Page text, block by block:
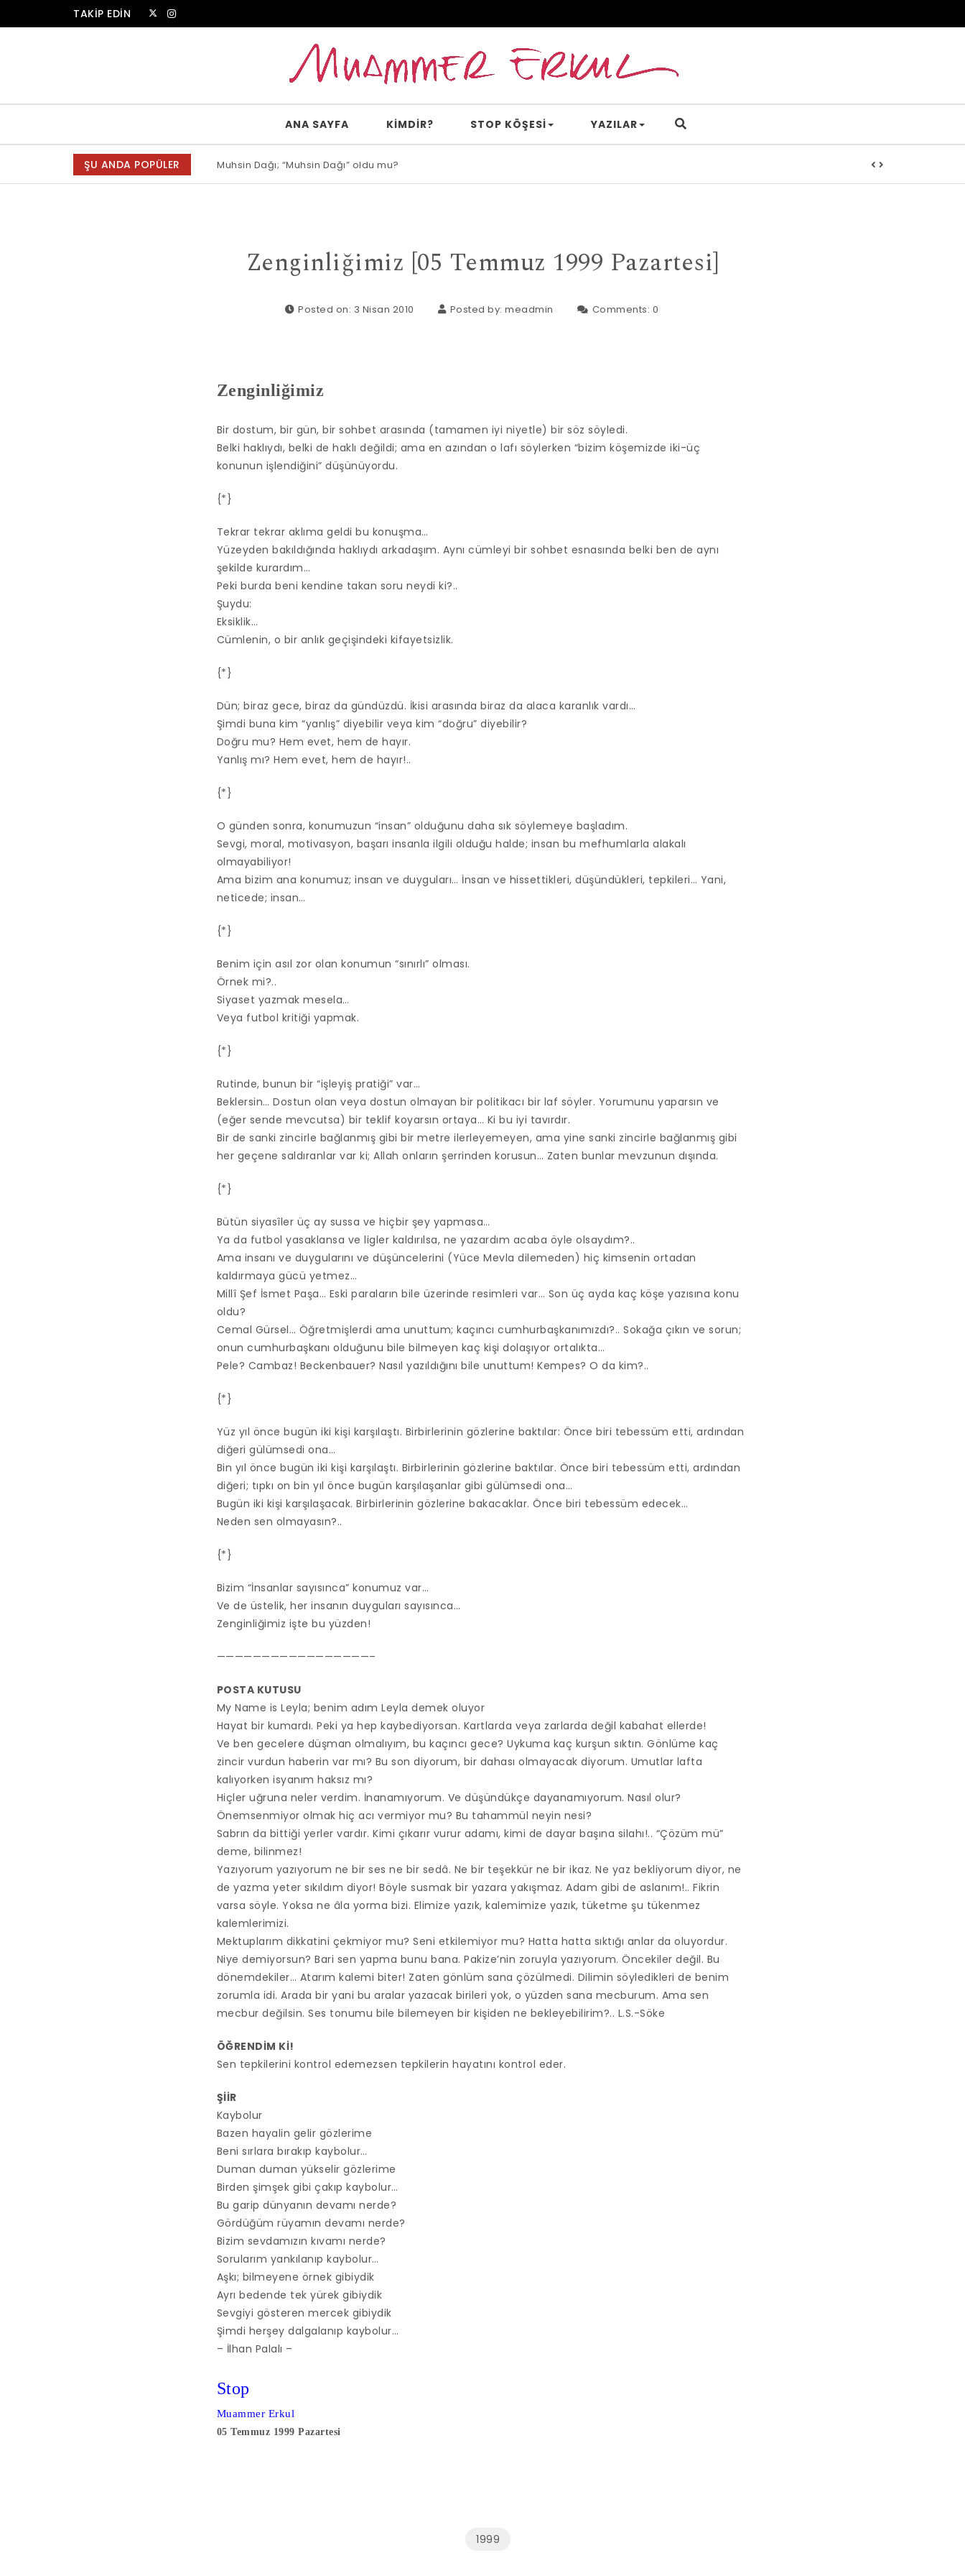
Skip to contentTAKİP EDİN
ANA SAYFA KİMDİR? STOP KÖŞESI YAZILAR
ŞU ANDA POPÜLER Muhsin Dağı; “Muhsin Dağı” oldu mu?
Allah bir, dese sözüne inanır mısın?
Zenginliğimiz [05 Temmuz 1999 Pazartesi]
Posted on: 3 Nisan 2010 Posted by:meadmin Comments: 0
Zenginliğimiz
Bir dostum, bir gün, bir sohbet arasında (tamamen iyi niyetle) bir söz söyledi.
Belki haklıydı, belki de haklı değildi; ama en azından o lafı söylerken “bizim köşemizde iki-üç
konunun işlendiğini” düşünüyordu.
{*}
Tekrar tekrar aklıma geldi bu konuşma…
Yüzeyden bakıldığında haklıydı arkadaşım. Aynı cümleyi bir sohbet esnasında belki ben de aynı
şekilde kurardım…
Peki burda beni kendine takan soru neydi ki?..
Şuydu:
Eksiklik…
Cümlenin, o bir anlık geçişindeki kifayetsizlik.
{*}
Dün; biraz gece, biraz da gündüzdü. İkisi arasında biraz da alaca karanlık vardı…
Şimdi buna kim “yanlış” diyebilir veya kim “doğru” diyebilir?
Doğru mu? Hem evet, hem de hayır.
Yanlış mı? Hem evet, hem de hayır!..
{*}
O günden sonra, konumuzun “insan” olduğunu daha sık söylemeye başladım.
Sevgi, moral, motivasyon, başarı insanla ilgili olduğu halde; insan bu mefhumlarla alakalı
olmayabiliyor!
Ama bizim ana konumuz; insan ve duyguları… İnsan ve hissettikleri, düşündükleri, tepkileri… Yani,
neticede; insan…
{*}
Benim için asıl zor olan konumun “sınırlı” olması.
Örnek mi?..
Siyaset yazmak mesela…
Veya futbol kritiği yapmak.
{*}
Rutinde, bunun bir “işleyiş pratiği” var…
Beklersin… Dostun olan veya dostun olmayan bir politikacı bir laf söyler. Yorumunu yaparsın ve
(eğer sende mevcutsa) bir teklif koyarsın ortaya… Ki bu iyi tavırdır.
Bir de sanki zincirle bağlanmış gibi bir metre ilerleyemeyen, ama yine sanki zincirle bağlanmış gibi
her geçene saldıranlar var ki; Allah onların şerrinden korusun… Zaten bunlar mevzunun dışında.
{*}
Bütün siyasîler üç ay sussa ve hiçbir şey yapmasa…
Ya da futbol yasaklansa ve ligler kaldırılsa, ne yazardım acaba öyle olsaydım?..
Ama insanı ve duygularını ve düşüncelerini (Yüce Mevla dilemeden) hiç kimsenin ortadan
kaldırmaya gücü yetmez…
Millî Şef İsmet Paşa… Eski paraların bile üzerinde resimleri var… Son üç ayda kaç köşe yazısına konu
oldu?
Cemal Gürsel… Öğretmişlerdi ama unuttum; kaçıncı cumhurbaşkanımızdı?.. Sokağa çıkın ve sorun;
onun cumhurbaşkanı olduğunu bile bilmeyen kaç kişi dolaşıyor ortalıkta…
Pele? Cambaz! Beckenbauer? Nasıl yazıldığını bile unuttum! Kempes? O da kim?..
{*}
Yüz yıl önce bugün iki kişi karşılaştı. Birbirlerinin gözlerine baktılar: Önce biri tebessüm etti, ardından
diğeri gülümsedi ona…
Bin yıl önce bugün iki kişi karşılaştı. Birbirlerinin gözlerine baktılar. Önce biri tebessüm etti, ardından
diğeri; tıpkı on bin yıl önce bugün karşılaşanlar gibi gülümsedi ona…
Bugün iki kişi karşılaşacak. Birbirlerinin gözlerine bakacaklar. Önce biri tebessüm edecek…
Neden sen olmayasın?..
{*}
Bizim “İnsanlar sayısınca” konumuz var…
Ve de üstelik, her insanın duyguları sayısınca…
Zenginliğimiz işte bu yüzden!
—————————————————–
POSTA KUTUSU
My Name is Leyla; benim adım Leyla demek oluyor
Hayat bir kumardı. Peki ya hep kaybediyorsan. Kartlarda veya zarlarda değil kabahat ellerde!
Ve ben gecelere düşman olmalıyım, bu kaçıncı gece? Uykuma kaç kurşun sıktın. Gönlüme kaç
zincir vurdun haberin var mı? Bu son diyorum, bir dahası olmayacak diyorum. Umutlar lafta
kalıyorken isyanım haksız mı?
Hiçler uğruna neler verdim. İnanamıyorum. Ve düşündükçe dayanamıyorum. Nasıl olur?
Önemsenmiyor olmak hiç acı vermiyor mu? Bu tahammül neyin nesi?
Sabrın da bittiği yerler vardır. Kimi çıkarır vurur adamı, kimi de dayar başına silahı!.. “Çözüm mü”
deme, bilinmez!
Yazıyorum yazıyorum ne bir ses ne bir sedâ. Ne bir teşekkür ne bir ikaz. Ne yaz bekliyorum diyor, ne
de yazma yeter sıkıldım diyor! Böyle susmak bir yazara yakışmaz. Adam gibi de aslanım!.. Fikrin
varsa söyle. Yoksa ne âla yorma bizi. Elimize yazık, kalemimize yazık, tüketme şu tükenmez
kalemlerimizi.
Mektuplarım dikkatini çekmiyor mu? Seni etkilemiyor mu? Hatta hatta sıktığı anlar da oluyordur.
Niye demiyorsun? Bari sen yapma bunu bana. Pakize’nin zoruyla yazıyorum. Öncekiler değil. Bu
dönemdekiler… Atarım kalemi biter! Zaten gönlüm sana çözülmedi. Dilimin söyledikleri de benim
zorumla idi. Arada bir yani bu aralar yazacak birileri yok, o yüzden sana mecburum. Ama sen
mecbur değilsin. Ses tonumu bile bilemeyen bir kişiden ne bekleyebilirim?.. L.S.-Söke
ÖĞRENDİM Kİ!
Sen tepkilerini kontrol edemezsen tepkilerin hayatını kontrol eder.
ŞİİR
Kaybolur
Bazen hayalin gelir gözlerime
Beni sırlara bırakıp kaybolur…
Duman duman yükselir gözlerime
Birden şimşek gibi çakıp kaybolur…
Bu garip dünyanın devamı nerde?
Gördüğüm rüyamın devamı nerde?
Bizim sevdamızın kıvamı nerde?
Sorularım yankılanıp kaybolur…
Aşkı; bilmeyene örnek gibiydik
Ayrı bedende tek yürek gibiydik
Sevgiyi gösteren mercek gibiydik
Şimdi herşey dalgalanıp kaybolur…
– İlhan Palalı –
Stop
Muammer Erkul
05 Temmuz 1999 Pazartesi
1999